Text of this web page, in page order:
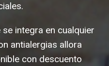
integra en cualquier
antialergias allora
con descuento